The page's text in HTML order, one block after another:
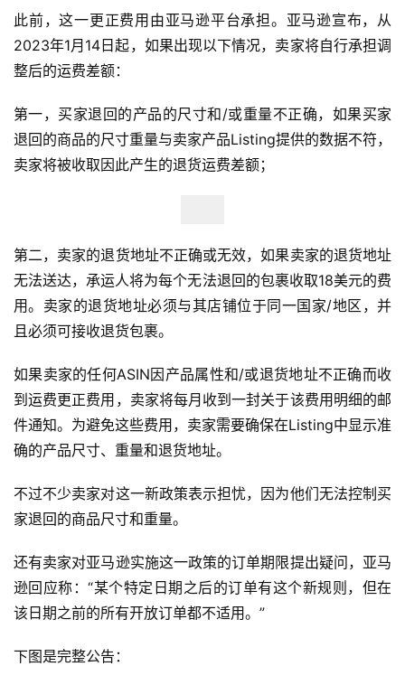
此前，这一更正费用由亚马逊平台承担。亚马逊宣布，从
2023年1月14日起，如果出现以下情况，卖家将自行承担调
整后的运费差额：
第一，买家退回的产品的尺寸和/或重量不正确，如果买家
退回的商品的尺寸重量与卖家产品Listing提供的数据不符，
卖家将被收取因此产生的退货运费差额；
第二，卖家的退货地址不正确或无效，如果卖家的退货地址
无法送达，承运人将为每个无法退回的包裹收取18美元的费
用。卖家的退货地址必须与其店铺位于同一国家/地区，并
且必须可接收退货包裹。
如果卖家的任何ASIN因产品属性和/或退货地址不正确而收
到运费更正费用，卖家将每月收到一封关于该费用明细的邮
件通知。为避免这些费用，卖家需要确保在Listing中显示准
确的产品尺寸、重量和退货地址。
不过不少卖家对这一新政策表示担忧，因为他们无法控制买
家退回的商品尺寸和重量。
还有卖家对亚马逊实施这一政策的订单期限提出疑问，亚马
逊回应称：“某个特定日期之后的订单有这个新规则，但在
该日期之前的所有开放订单都不适用。”
下图是完整公告：